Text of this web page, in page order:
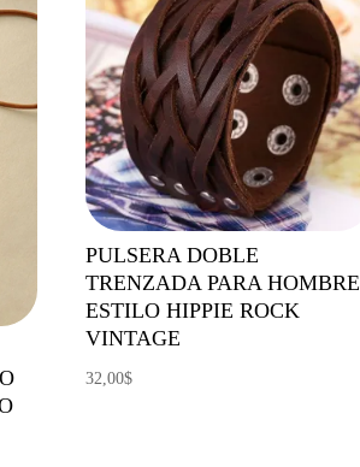
PULSERA DOBLE
TRENZADA PARA HOMBRE
ESTILO HIPPIE ROCK
VINTAGE
32,00$